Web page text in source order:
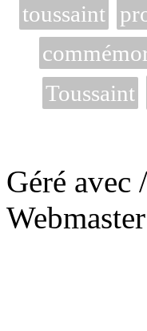
toussaint
Toussaint
Géré